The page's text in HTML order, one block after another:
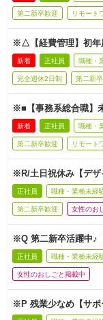
第二新卒歓迎 リモート
※△【経費管理】初年
新着 正社員 職種・
完全週休2日制 第二新
※■【事務系総合職】
新着 正社員 職種・
第二新卒歓迎 リモート
※R/土日祝休み【デザ
正社員 職種・業種未経
第二新卒歓迎 女性のお
※Q 第二新卒活躍中♪
正社員 職種・業種未経
女性のおしごと掲載中
※P 残業少なめ【サポ